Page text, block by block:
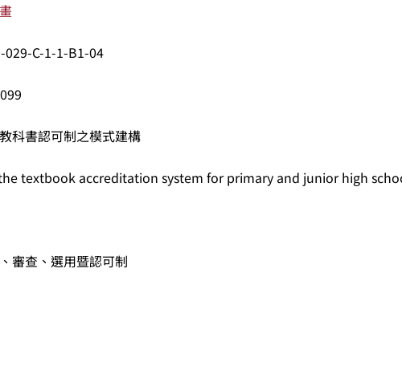
029-C-1-1-B1-04
科書認可制之模式建構
textbook accreditation system for primary and junior high
審查、選用暨認可制